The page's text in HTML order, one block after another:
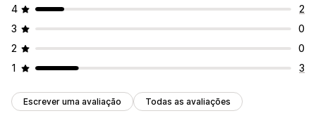
Análise de dados
Análise de dados em tempo real
HTML JavaScript Multilingue Reatividade móvel
Análise de dados
4
2
3
0
2
0
1
3
Escrever uma avaliação Todas as avaliações